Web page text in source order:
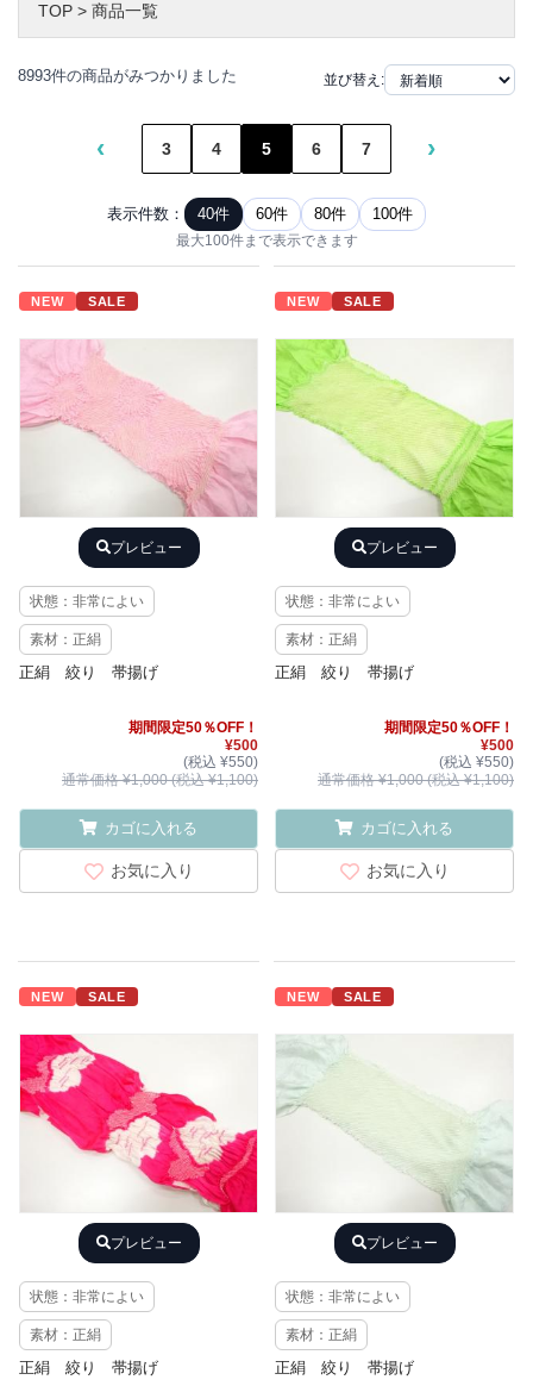
TOP > 商品一覧
8993件の商品がみつかりました 並び替え:
‹ 3 4 5 6 7 ›
表示件数： 40件 60件 80件 100件
最大100件まで表示できます
NEW SALE
プレビュー
状態：非常によい
素材：正絹
正絹 絞り 帯揚げ
期間限定50％OFF！
¥500
(税込 ¥550)
通常価格 ¥1,000 (税込 ¥1,100)
カゴに入れる
お気に入り
NEW SALE
プレビュー
状態：非常によい
素材：正絹
正絹 絞り 帯揚げ
期間限定50％OFF！
¥500
(税込 ¥550)
通常価格 ¥1,000 (税込 ¥1,100)
カゴに入れる
お気に入り
NEW SALE
プレビュー
状態：非常によい
素材：正絹
正絹 絞り 帯揚げ
NEW SALE
プレビュー
状態：非常によい
素材：正絹
正絹 絞り 帯揚げ